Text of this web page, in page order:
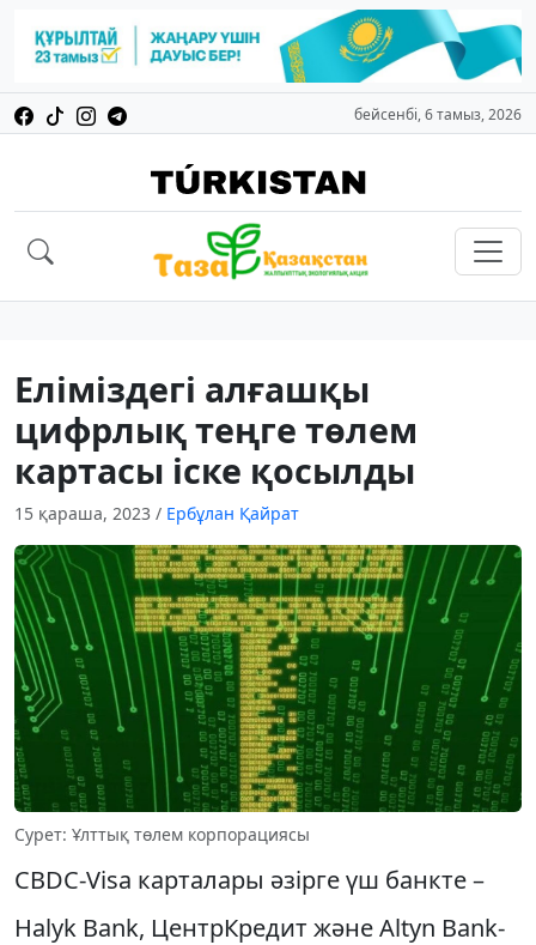
бейсенбі, 6 тамыз, 2026
Еліміздегі алғашқы
цифрлық теңге төлем
картасы іске қосылды
15 қараша, 2023 / Ербұлан Қайрат
Сурет: Ұлттық төлем корпорациясы
CBDC-Visa карталары әзірге үш банкте –
Halyk Bank, ЦентрКредит және Altyn Bank-